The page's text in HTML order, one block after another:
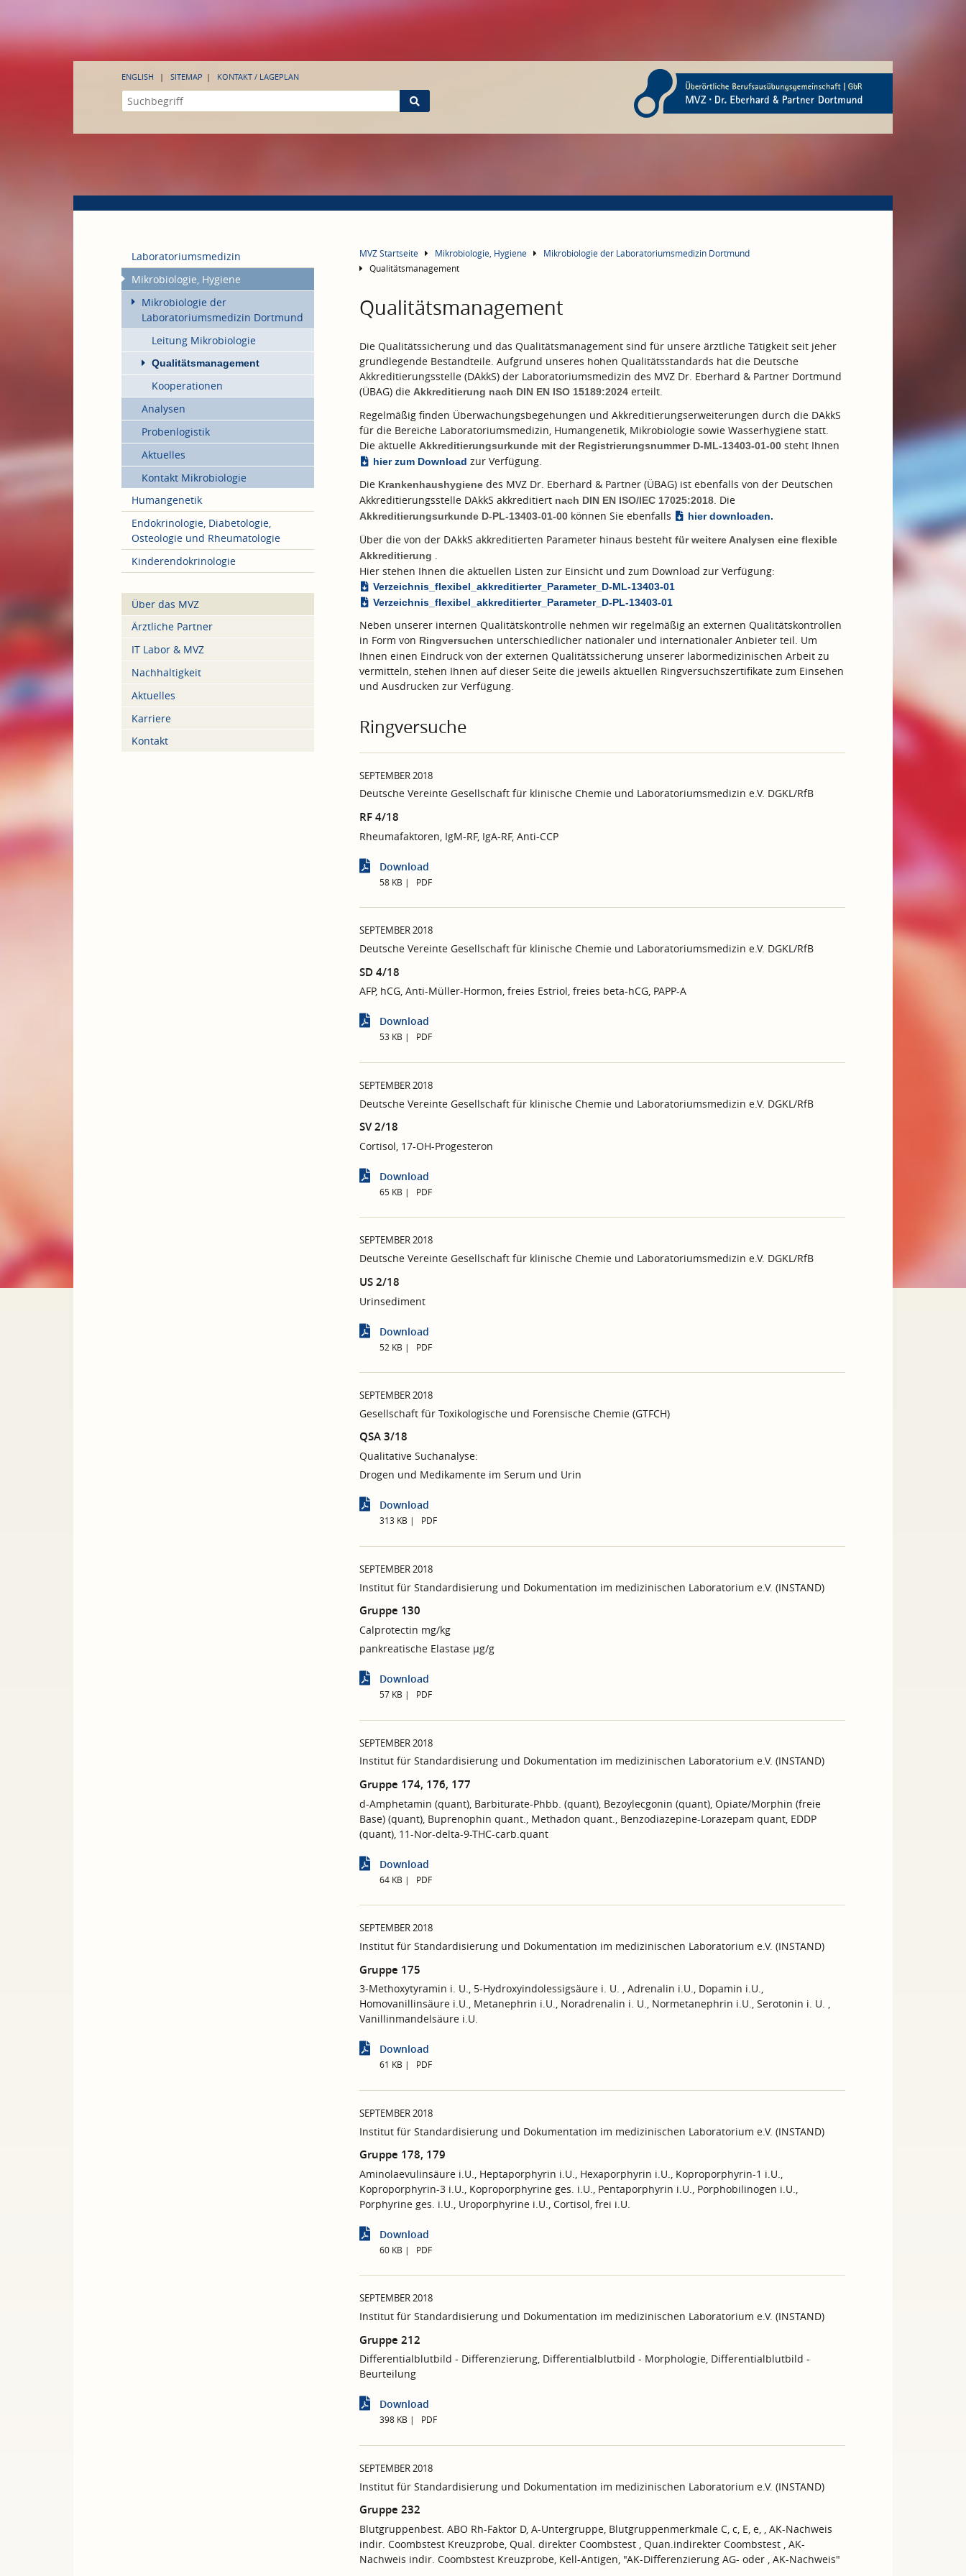
ENGLISH SITEMAP KONTAKT / LAGEPLAN
Laboratoriumsmedizin
Mikrobiologie, Hygiene
Mikrobiologie der
Laboratoriumsmedizin Dortmund
Leitung Mikrobiologie
Qualitätsmanagement
Kooperationen
Analysen
Probenlogistik
Aktuelles
Kontakt Mikrobiologie
Humangenetik
Endokrinologie, Diabetologie,
Osteologie und Rheumatologie
Kinderendokrinologie
Über das MVZ
Ärztliche Partner
IT Labor & MVZ
Nachhaltigkeit
Aktuelles
Karriere
Kontakt
MVZ Startseite Mikrobiologie, Hygiene
Mikrobiologie der Laboratoriumsmedizin Dortmund
Qualitätsmanagement
Qualitätsmanagement
Die Qualitätssicherung und das Qualitätsmanagement sind für unsere ärztliche Tätigkeit seit jeher
grundlegende Bestandteile. Aufgrund unseres hohen Qualitätsstandards hat die Deutsche
Akkreditierungsstelle (DAkkS) der Laboratoriumsmedizin des MVZ Dr. Eberhard & Partner Dortmund
(ÜBAG) die Akkreditierung nach DIN EN ISO 15189:2024erteilt.
Regelmäßig finden Überwachungsbegehungen und Akkreditierungserweiterungen durch die DAkkS
für die Bereiche Laboratoriumsmedizin, Humangenetik, Mikrobiologie sowie Wasserhygiene statt.
Die aktuelle Akkreditierungsurkunde mit der Registrierungsnummer D-ML-13403-01-00steht Ihnen
hier zum Download zur Verfügung.
Die Krankenhaushygienedes MVZ Dr. Eberhard & Partner (ÜBAG) ist ebenfalls von der Deutschen
Akkreditierungsstelle DAkkS akkreditiert nach DIN EN ISO/IEC 17025:2018. Die
Akkreditierungsurkunde D-PL-13403-01-00können Sie ebenfalls hier downloaden.
Über die von der DAkkS akkreditierten Parameter hinaus besteht für weitere Analysen eine flexible
Akkreditierung
Hier stehen Ihnen die aktuellen Listen zur Einsicht und zum Download zur Verfügung:
Verzeichnis_flexibel_akkreditierter_Parameter_D-ML-13403-01
Verzeichnis_flexibel_akkreditierter_Parameter_D-PL-13403-01
Neben unserer internen Qualitätskontrolle nehmen wir regelmäßig an externen Qualitätskontrollen
in Form von Ringversuchen unterschiedlicher nationaler und internationaler Anbieter teil. Um
Ihnen einen Eindruck von der externen Qualitätssicherung unserer labormedizinischen Arbeit zu
vermitteln, stehen Ihnen auf dieser Seite die jeweils aktuellen Ringversuchszertifikate zum Einsehen
und Ausdrucken zur Verfügung.
Ringversuche
SEPTEMBER 2018
Deutsche Vereinte Gesellschaft für klinische Chemie und Laboratoriumsmedizin e.V. DGKL/RfB
RF 4/18
Rheumafaktoren, IgM-RF, IgA-RF, Anti-CCP
Download
58 KB PDF
SEPTEMBER 2018
Deutsche Vereinte Gesellschaft für klinische Chemie und Laboratoriumsmedizin e.V. DGKL/RfB
SD 4/18
AFP, hCG, Anti-Müller-Hormon, freies Estriol, freies beta-hCG, PAPP-A
Download
53 KB PDF
SEPTEMBER 2018
Deutsche Vereinte Gesellschaft für klinische Chemie und Laboratoriumsmedizin e.V. DGKL/RfB
SV 2/18
Cortisol, 17-OH-Progesteron
Download
65 KB PDF
SEPTEMBER 2018
Deutsche Vereinte Gesellschaft für klinische Chemie und Laboratoriumsmedizin e.V. DGKL/RfB
US 2/18
Urinsediment
Download
52 KB PDF
SEPTEMBER 2018
Gesellschaft für Toxikologische und Forensische Chemie (GTFCH)
QSA 3/18
Qualitative Suchanalyse:
Drogen und Medikamente im Serum und Urin
Download
313 KB PDF
SEPTEMBER 2018
Institut für Standardisierung und Dokumentation im medizinischen Laboratorium e.V. (INSTAND)
Gruppe 130
Calprotectin mg/kg
pankreatische Elastase µg/g
Download
57 KB PDF
SEPTEMBER 2018
Institut für Standardisierung und Dokumentation im medizinischen Laboratorium e.V. (INSTAND)
Gruppe 174, 176, 177
d-Amphetamin (quant), Barbiturate-Phbb. (quant), Bezoylecgonin (quant), Opiate/Morphin (freie
Base) (quant), Buprenophin quant., Methadon quant., Benzodiazepine-Lorazepam quant, EDDP
(quant), 11-Nor-delta-9-THC-carb.quant
Download
64 KB PDF
SEPTEMBER 2018
Institut für Standardisierung und Dokumentation im medizinischen Laboratorium e.V. (INSTAND)
Gruppe 175
3-Methoxytyramin i. U., 5-Hydroxyindolessigsäure i. U. , Adrenalin i.U., Dopamin i.U.,
Homovanillinsäure i.U., Metanephrin i.U., Noradrenalin i. U., Normetanephrin i.U., Serotonin i. U. ,
Vanillinmandelsäure i.U.
Download
61 KB PDF
SEPTEMBER 2018
Institut für Standardisierung und Dokumentation im medizinischen Laboratorium e.V. (INSTAND)
Gruppe 178, 179
Aminolaevulinsäure i.U., Heptaporphyrin i.U., Hexaporphyrin i.U., Koproporphyrin-1 i.U.,
Koproporphyrin-3 i.U., Koproporphyrine ges. i.U., Pentaporphyrin i.U., Porphobilinogen i.U.,
Porphyrine ges. i.U., Uroporphyrine i.U., Cortisol, frei i.U.
Download
60 KB PDF
SEPTEMBER 2018
Institut für Standardisierung und Dokumentation im medizinischen Laboratorium e.V. (INSTAND)
Gruppe 212
Differentialblutbild - Differenzierung, Differentialblutbild - Morphologie, Differentialblutbild -
Beurteilung
Download
398 KB PDF
SEPTEMBER 2018
Institut für Standardisierung und Dokumentation im medizinischen Laboratorium e.V. (INSTAND)
Gruppe 232
Blutgruppenbest. ABO Rh-Faktor D, A-Untergruppe, Blutgruppenmerkmale C, c, E, e, , AK-Nachweis
indir. Coombstest Kreuzprobe, Qual. direkter Coombstest , Quan.indirekter Coombstest , AK-
Nachweis indir. Coombstest Kreuzprobe, Kell-Antigen, "AK-Differenzierung AG- oder , AK-Nachweis"